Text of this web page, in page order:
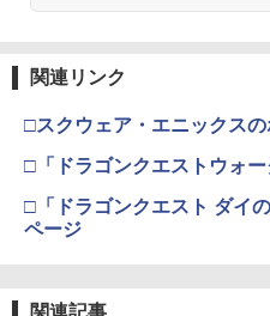
4
ニンテン
￥11,849
【純正
【純正品
4
【純正品
劇場版「
窩座再来
￥3,523
4
関連リンク
□スクウェア・エニックス
□「ドラゴンクエストウォ
□「ドラゴンクエスト ダイ
ページ
関連記事